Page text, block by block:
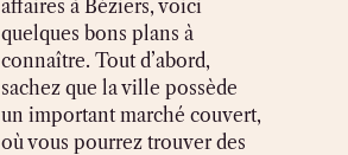
affaires à Béziers, voici
quelques bons plans à
connaître. Tout d’abord,
sachez que la ville possède
un important marché couvert,
où vous pourrez trouver des